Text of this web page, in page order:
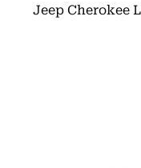
Jeep Cherokee